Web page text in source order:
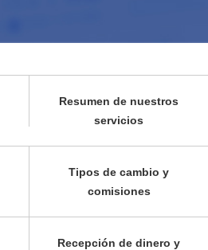
Resumen de nuestros
servicios
Tipos de cambio y
comisiones
Recepción de dinero y